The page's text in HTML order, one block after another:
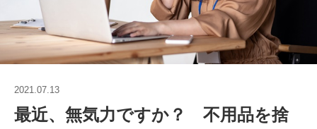
2021.07.13
最近、無気力ですか？ 不用品を捨